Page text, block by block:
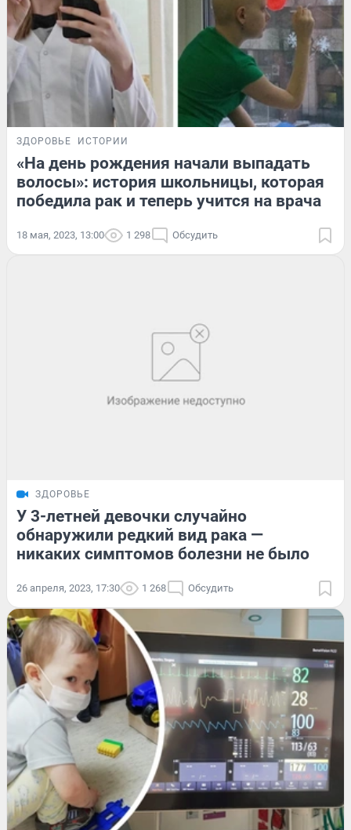
ЗДОРОВЬЕ ИСТОРИИ
«На день рождения начали выпадать
волосы»: история школьницы, которая
победила рак и теперь учится на врача
18 мая, 2023, 13:00 1 298 Обсудить
ЗДОРОВЬЕ
У 3-летней девочки случайно
обнаружили редкий вид рака —
никаких симптомов болезни не было
26 апреля, 2023, 17:30 1 268 Обсудить